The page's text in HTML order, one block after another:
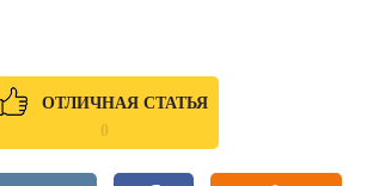
ОТЛИЧНАЯ СТАТЬЯ
0